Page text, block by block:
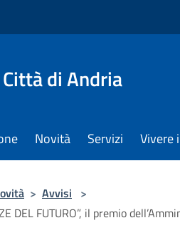
Città di Andria
Novità Servizi Vivere
> Avvisi >
DEL FUTURO”, il premio